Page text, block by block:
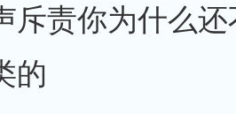
斥责你为什么
的